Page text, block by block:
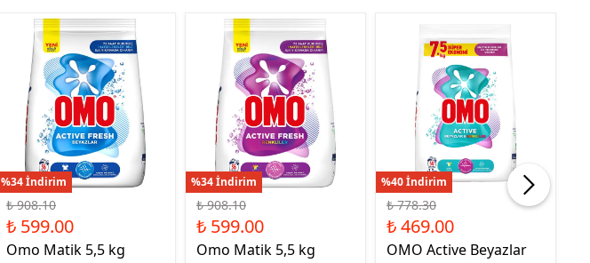
%34 İndirim
₺ 908.10
₺ 599.00
Omo Matik 5,5 kg
%34 İndirim
₺ 908.10
₺ 599.00
Omo Matik 5,5 kg
%40 İndirim
₺ 778.30
₺ 469.00
OMO Active Beyazlar